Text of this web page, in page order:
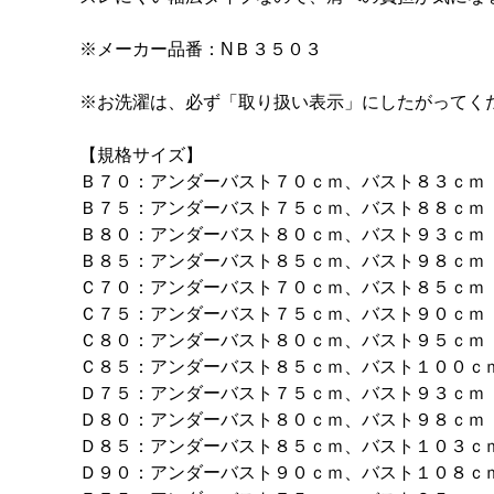
※メーカー品番：NＢ３５０３
※お洗濯は、必ず「取り扱い表示」にしたがってく
【規格サイズ】
Ｂ７０：アンダーバスト７０ｃｍ、バスト８３ｃｍ
Ｂ７５：アンダーバスト７５ｃｍ、バスト８８ｃｍ
Ｂ８０：アンダーバスト８０ｃｍ、バスト９３ｃｍ
Ｂ８５：アンダーバスト８５ｃｍ、バスト９８ｃｍ
Ｃ７０：アンダーバスト７０ｃｍ、バスト８５ｃｍ
Ｃ７５：アンダーバスト７５ｃｍ、バスト９０ｃｍ
Ｃ８０：アンダーバスト８０ｃｍ、バスト９５ｃｍ
Ｃ８５：アンダーバスト８５ｃｍ、バスト１００ｃ
Ｄ７５：アンダーバスト７５ｃｍ、バスト９３ｃｍ
Ｄ８０：アンダーバスト８０ｃｍ、バスト９８ｃｍ
Ｄ８５：アンダーバスト８５ｃｍ、バスト１０３ｃ
Ｄ９０：アンダーバスト９０ｃｍ、バスト１０８ｃ